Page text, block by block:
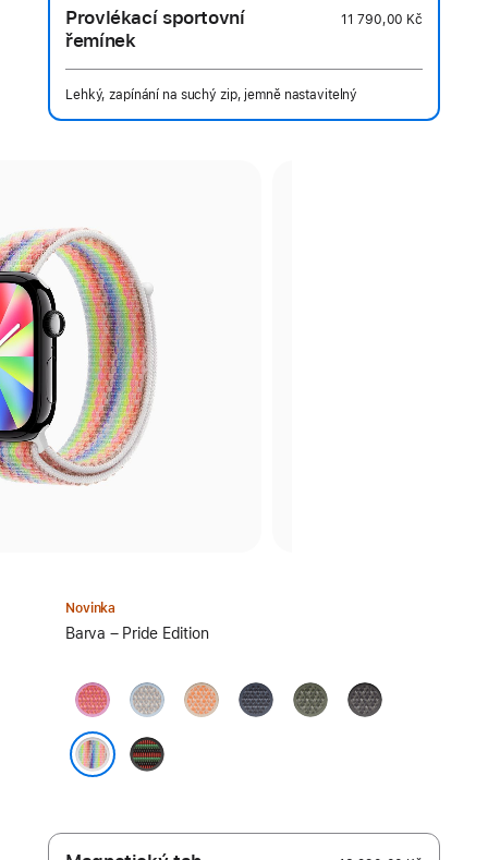
Provlékací sportovní
řemínek
11 790,00 Kč
Lehký, zapínání na suchý zip, jemně nastavitelný
Novinka
Vyber
Barva – Pride Edition
guavově
růžová
mlžně
modrá
melounově
oranžová
ocelově
modrá
piniově
zelená
tmavě
šedá
Black
Unity –